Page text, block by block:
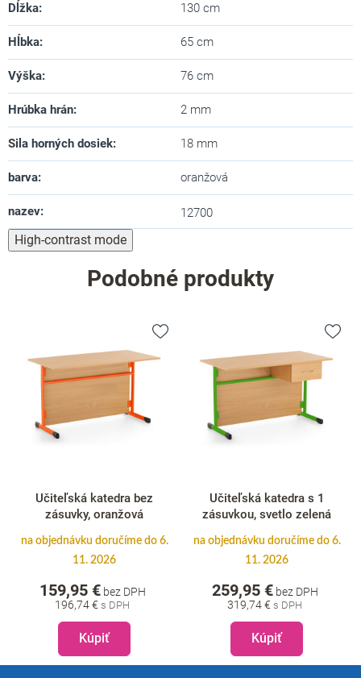
Dĺžka: 130 cm
Hĺbka: 65 cm
Výška: 76 cm
Hrúbka hrán: 2 mm
Sila horných dosiek: 18 mm
barva: oranžová
nazev: 12700
High-contrast mode
Podobné produkty
Učiteľská katedra s 1
zásuvkou, svetlo zelená
na objednávku doručíme do 6.
11. 2026
319,74 €
259,95 € bez DPH
Kúpiť
Učiteľská katedra s 1
zásuvkou, svetlo modrá
na objednávku doručíme do 6.
11. 2026
319,74 €
259,95 € bez DPH
Kúpiť